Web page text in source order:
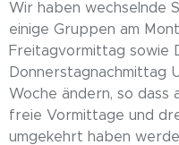
Wir haben wechselnde
einige Gruppen am
Freitagvormittag sowie
Donnerstagnachmittag
Woche ändern, so dass
freie Vormittage und
umgekehrt haben